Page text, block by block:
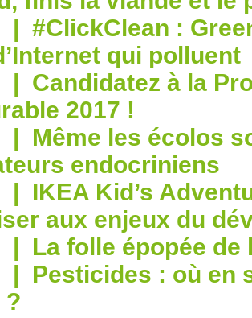
| #ClickClean :
qui polluent
| Candidatez à la
2017 !
| Même les écolos
endocriniens
| IKEA Kid’s
aux enjeux du
| La folle épopée de
| Pesticides : où en
?